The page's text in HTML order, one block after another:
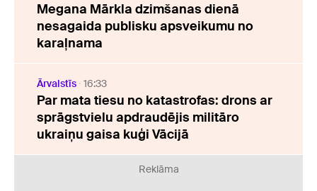
Megana Mārkla dzimšanas dienā
nesagaida publisku apsveikumu no
karaļnama
Ārvalstīs 16:33
Par mata tiesu no katastrofas: drons ar
sprāgstvielu apdraudējis militāro
ukraiņu gaisa kuģi Vācijā
Reklāma